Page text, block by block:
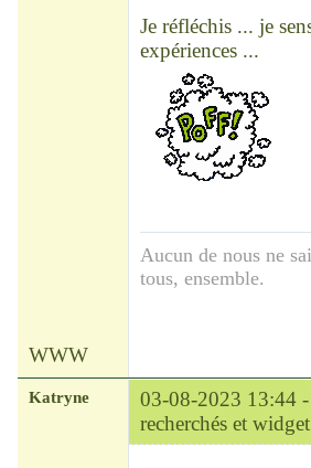
Je réfléchis ... je
expériences ...
Aucun de nous ne
tous, ensemble.
WWW
Katryne 03-08-2023 13:44 -
recherchés et